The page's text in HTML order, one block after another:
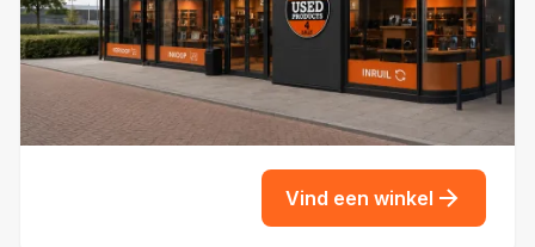
Vind een winkel